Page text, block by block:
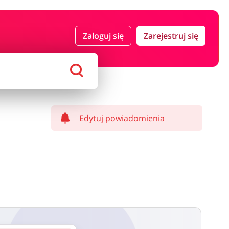
Zaloguj się Zarejestruj się
Edytuj powiadomienia
oraz może być naliczony od kwoty zamówienia